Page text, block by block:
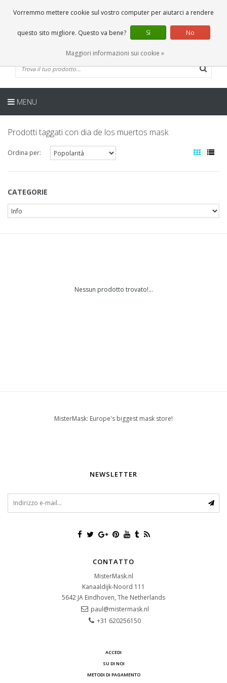
0 Articoli
IT
MENU
Prodotti taggati con dia de los muertos mask
Ordina per:
CATEGORIE
Nessun prodotto trovato!...
MisterMask: Europe's biggest mask store!
NEWSLETTER
CONTATTO
MisterMask.nl
Kanaaldijk-Noord 111
5642 JA Eindhoven, The Netherlands
paul@mistermask.nl
+31 620256150
ACCEDI
SU DI NOI
METODI DI PAGAMENTO
Vorremmo mettere cookie sul vostro computer per aiutarci a rendere
questo sito migliore. Questo va bene? Sì No
Maggiori informazioni sui cookie »